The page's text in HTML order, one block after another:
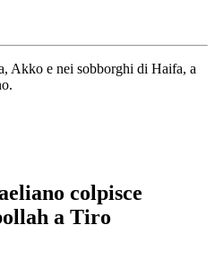
Akko e nei sobborghi di Haifa, a
colpisce
a Tiro